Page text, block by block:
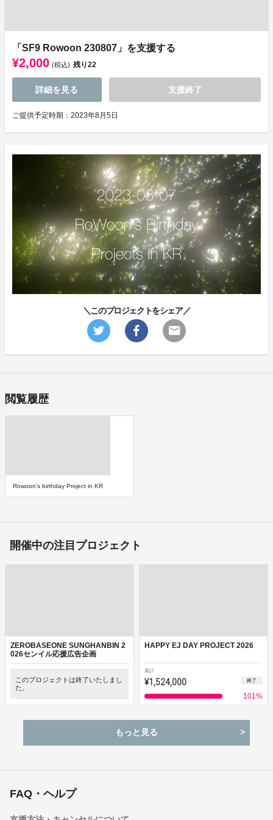
「SF9 Rowoon 230807」を支援する
¥2,000 (税込) 残り22
詳細を見る 支援終了
ご提供予定時期：2023年8月5日
＼このプロジェクトをシェア／
閲覧履歴
Rowoon's birthday Project in KR
開催中の注目プロジェクト
ZEROBASEONE SUNGHANBIN 2
026センイル応援広告企画
このプロジェクトは終了いたしまし
た。
HAPPY EJ DAY PROJECT 2026
累計
¥1,524,000 終了
101%
もっと見る
FAQ・ヘルプ